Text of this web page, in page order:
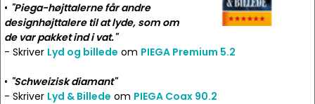
• "Piega-højttalerne får andre
designhøjttalere til at lyde, som om
de var pakket ind i vat."
- Skriver Lyd og billede om PIEGA Premium 5.2
• "Schweizisk diamant"
- Skriver Lyd & Billede om PIEGA Coax 90.2